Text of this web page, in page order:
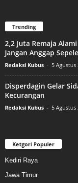
Trending
2,2 Juta Remaja
Jangan Anggap
Redaksi Kubus - 5 Agustus
Disperdagin Gelar
Kecurangan
Redaksi Kubus - 5 Agustus
Ketgori Populer
Kediri Raya
Jawa Timur